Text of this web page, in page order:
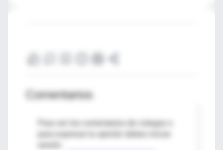
Comentarios
Para ver los comentarios de colegas o